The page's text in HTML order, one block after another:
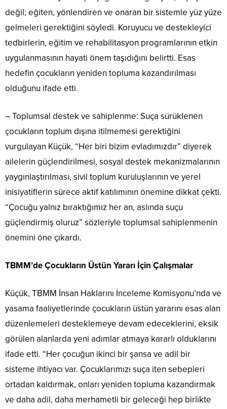
değil; eğiten, yönlendiren ve onaran bir sistemle yüz yüze
gelmeleri gerektiğini söyledi. Koruyucu ve destekleyici
tedbirlerin, eğitim ve rehabilitasyon programlarının etkin
uygulanmasının hayati önem taşıdığını belirtti. Esas
hedefin çocukların yeniden topluma kazandırılması
olduğunu ifade etti.
– Toplumsal destek ve sahiplenme: Suça sürüklenen
çocukların toplum dışına itilmemesi gerektiğini
vurgulayan Küçük, “Her biri bizim evladımızdır” diyerek
ailelerin güçlendirilmesi, sosyal destek mekanizmalarının
yaygınlaştırılması, sivil toplum kuruluşlarının ve yerel
inisiyatiflerin sürece aktif katılımının önemine dikkat çekti.
“Çocuğu yalnız bıraktığımız her an, aslında suçu
güçlendirmiş oluruz” sözleriyle toplumsal sahiplenmenin
önemini öne çıkardı.
TBMM’de Çocukların Üstün Yararı İçin Çalışmalar
Küçük, TBMM İnsan Haklarını İnceleme Komisyonu’nda ve
yasama faaliyetlerinde çocukların üstün yararını esas alan
düzenlemeleri desteklemeye devam edeceklerini, eksik
görülen alanlarda yeni adımlar atmaya kararlı olduklarını
ifade etti. “Her çocuğun ikinci bir şansa ve adil bir
sisteme ihtiyacı var. Çocuklarımızı suça iten sebepleri
ortadan kaldırmak, onları yeniden topluma kazandırmak
ve daha adil, daha merhametli bir geleceği hep birlikte